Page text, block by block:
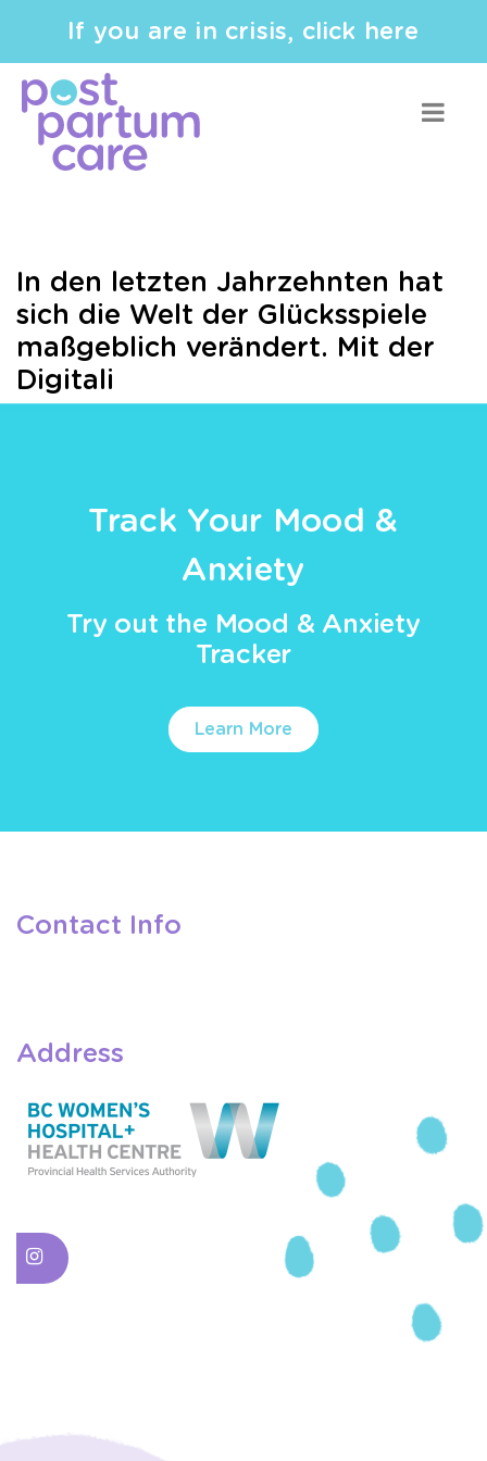
If you are in crisis, click here
In den letzten Jahrzehnten hat
sich die Welt der Glücksspiele
maßgeblich verändert. Mit der
Digitali
Track Your Mood &
Anxiety
Try out the Mood & Anxiety
Tracker
Learn More
Contact Info
Address